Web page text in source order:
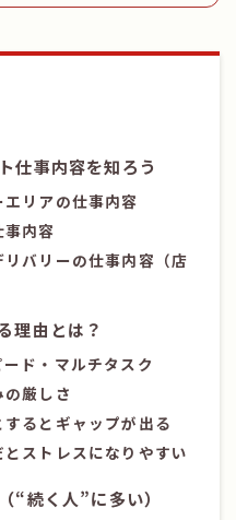
仕事内容を知ろう
リアの仕事内容
内容
バリーの仕事内容（店
理由とは？
ド・マルチタスク
厳しさ
るとギャップが出る
ストレスになりやすい
“続く人”に多い）